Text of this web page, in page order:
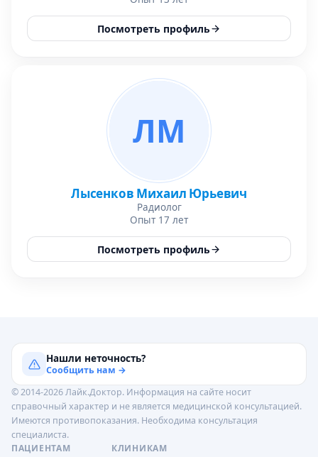
Посмотреть профиль
ЛМ
Лысенков Михаил Юрьевич
Радиолог
Опыт 17 лет
Посмотреть профиль
Нашли неточность?
Сообщить нам →
© 2014-2026 Лайк.Доктор. Информация на сайте носит
справочный характер и не является медицинской консультацией.
Имеются противопоказания. Необходима консультация
специалиста.
ПАЦИЕНТАМ
КЛИНИКАМ